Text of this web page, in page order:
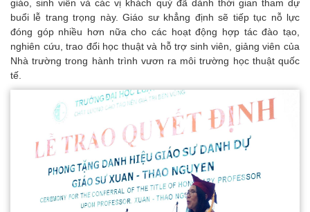
giáo, sinh viên và các vị khách quý đã dành thời gian tham dự
buổi lễ trang trọng này. Giáo sư khẳng định sẽ tiếp tục nỗ lực
đóng góp nhiều hơn nữa cho các hoạt động hợp tác đào tạo,
nghiên cứu, trao đổi học thuật và hỗ trợ sinh viên, giảng viên của
Nhà trường trong hành trình vươn ra môi trường học thuật quốc
tế.